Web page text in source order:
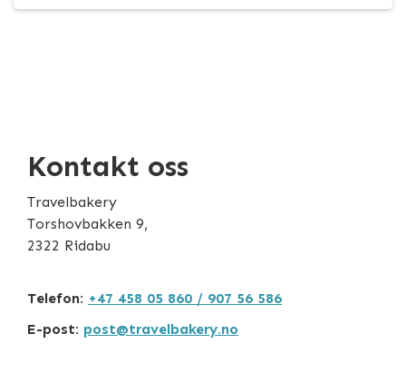
Kontakt oss
Travelbakery
Torshovbakken 9,
2322 Ridabu
Telefon: +47 458 05 860 / 907 56 586
E-post: post@travelbakery.no